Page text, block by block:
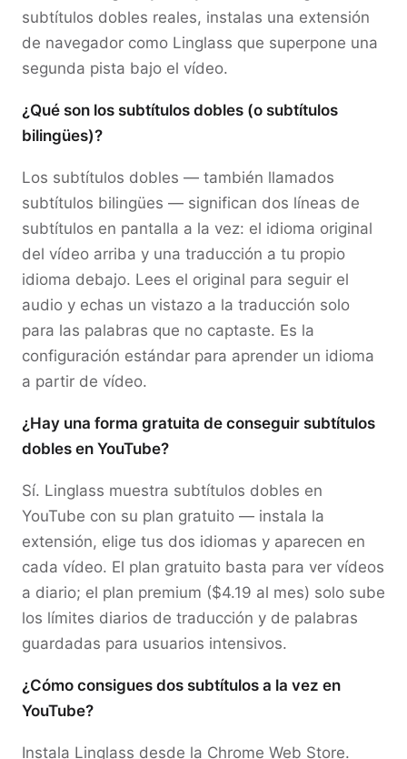
subtítulos dobles reales, instalas una extensión
de navegador como Linglass que superpone una
segunda pista bajo el vídeo.
¿Qué son los subtítulos dobles (o subtítulos
bilingües)?
Los subtítulos dobles — también llamados
subtítulos bilingües — significan dos líneas de
subtítulos en pantalla a la vez: el idioma original
del vídeo arriba y una traducción a tu propio
idioma debajo. Lees el original para seguir el
audio y echas un vistazo a la traducción solo
para las palabras que no captaste. Es la
configuración estándar para aprender un idioma
a partir de vídeo.
¿Hay una forma gratuita de conseguir subtítulos
dobles en YouTube?
Sí. Linglass muestra subtítulos dobles en
YouTube con su plan gratuito — instala la
extensión, elige tus dos idiomas y aparecen en
cada vídeo. El plan gratuito basta para ver vídeos
a diario; el plan premium ($4.19 al mes) solo sube
los límites diarios de traducción y de palabras
guardadas para usuarios intensivos.
¿Cómo consigues dos subtítulos a la vez en
YouTube?
Instala Linglass desde la Chrome Web Store.